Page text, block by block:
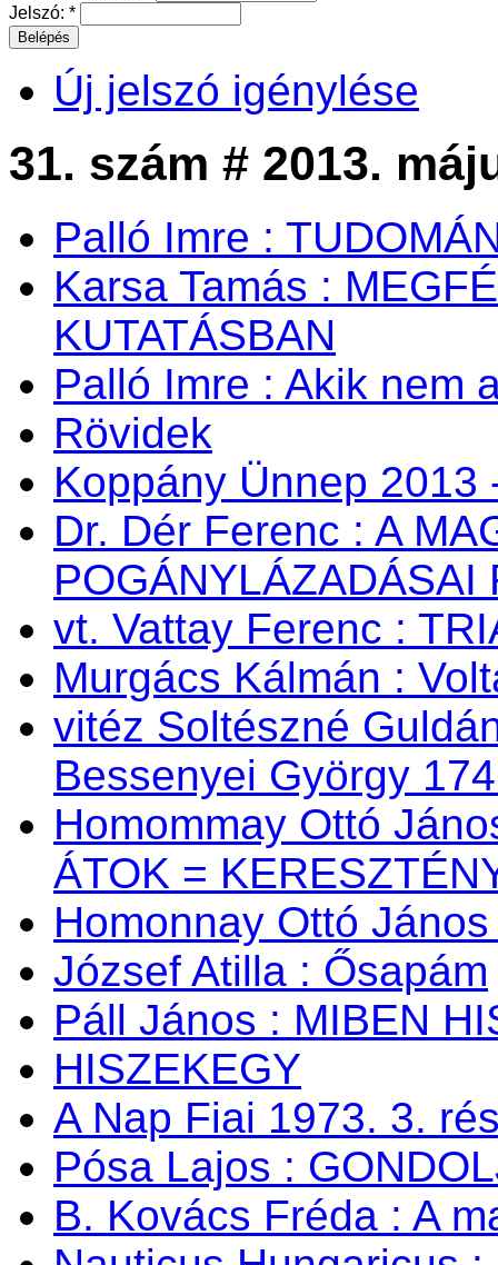
Jelszó: *
Új jelszó igénylése
31. szám # 2013.
Palló Imre :
Karsa Tamás :
KUTATÁSBAN
Palló Imre : Akik nem
Rövidek
Koppány Ünnep
Dr. Dér Ferenc : A
POGÁNYLÁZADÁSAI
vt. Vattay Ferenc :
Murgács Kálmán :
vitéz Soltészné
Bessenyei György
Homommay Ottó
ÁTOK =
Homonnay Ottó
József Atilla : Ősapám
Páll János : MIBEN
HISZEKEGY
A Nap Fiai 1973. 3.
Pósa Lajos :
B. Kovács Fréda : A